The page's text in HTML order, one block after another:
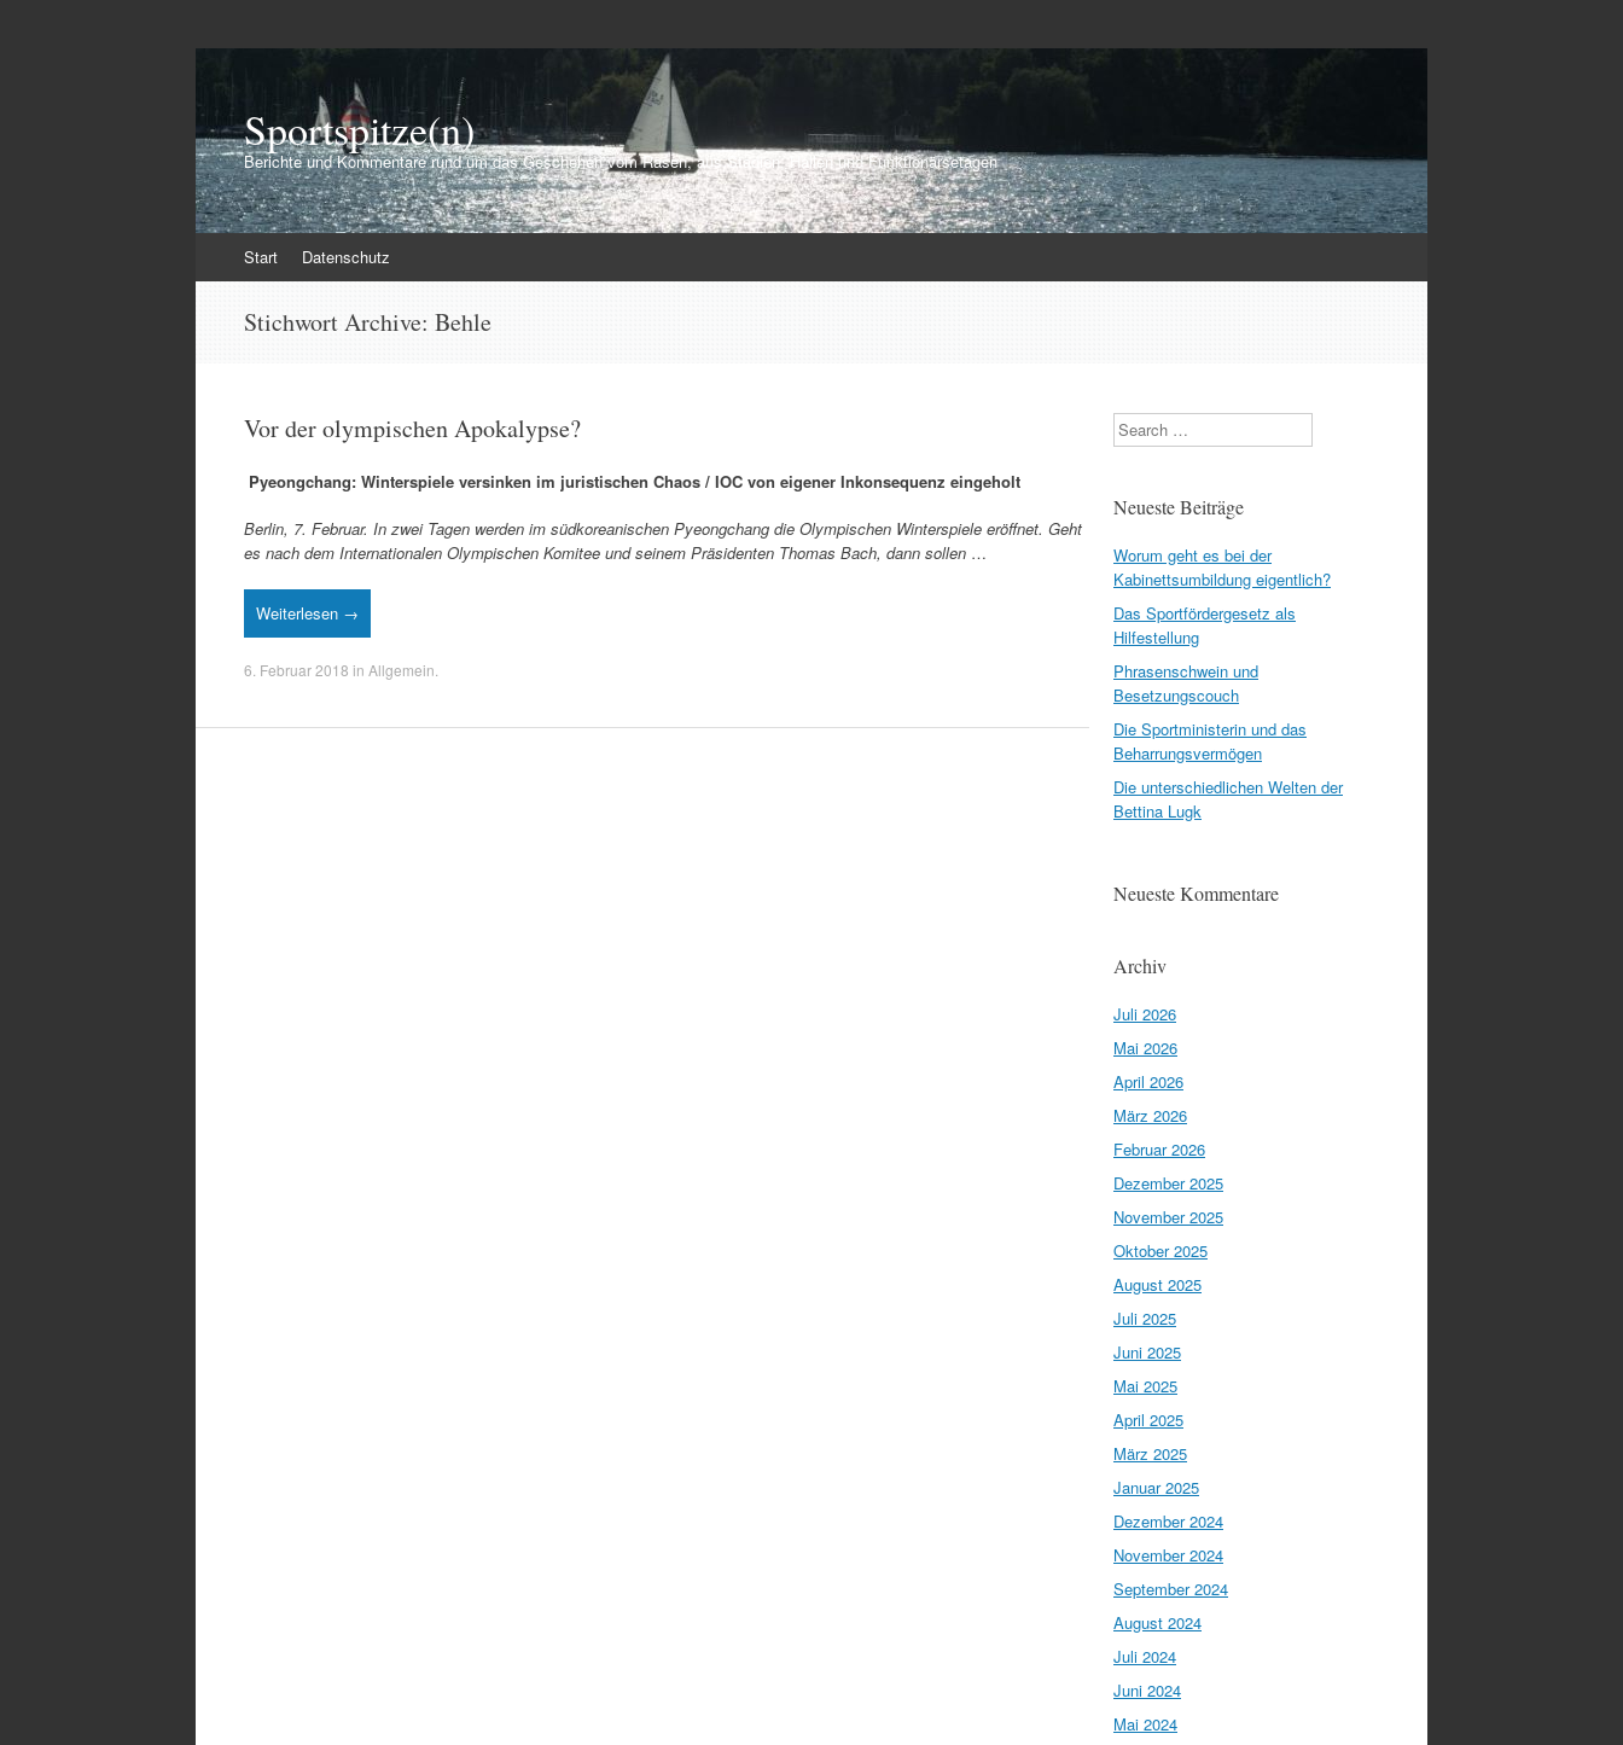
Sportspitze(n)
Berichte und Kommentare rund um das Geschehen vom Rasen, aus Stadien, Hallen und Funktionärsetagen
Inhalt
Start Datenschutz
Stichwort Archive: Behle
Vor der olympischen Apokalypse?
Pyeongchang: Winterspiele versinken im juristischen Chaos / IOC von eigener Inkonsequenz eingeholt
Berlin, 7. Februar. In zwei Tagen werden im südkoreanischen Pyeongchang die Olympischen Winterspiele eröffnet. Geht
es nach dem Internationalen Olympischen Komitee und seinem Präsidenten Thomas Bach, dann sollen …
Weiterlesen →
6. Februar 2018 in Allgemein
Search
Neueste Beiträge
Worum geht es bei der
Kabinettsumbildung eigentlich?
Das Sportfördergesetz als
Hilfestellung
Phrasenschwein und
Besetzungscouch
Die Sportministerin und das
Beharrungsvermögen
Die unterschiedlichen Welten der
Bettina Lugk
Neueste Kommentare
Archiv
Juli 2026
Mai 2026
April 2026
März 2026
Februar 2026
Dezember 2025
November 2025
Oktober 2025
August 2025
Juli 2025
Juni 2025
Mai 2025
April 2025
März 2025
Januar 2025
Dezember 2024
November 2024
September 2024
August 2024
Juli 2024
Juni 2024
Mai 2024